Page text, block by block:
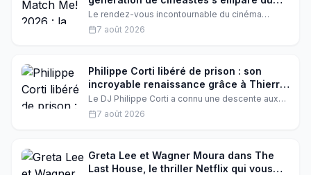
cinéma d'auteur
Le rendez-vous incontournable du cinéma
d'auteur à Locarno a révélé une tendance forte :
les jeunes créateurs prennent le pouvoir, avec
événement qui redéfinit le septième art
européen et latino-américain.
7 août 2026
Philippe Corti libéré de prison : son
incroyable renaissance grâce à Thierry
Ardisson
Le DJ Philippe Corti a connu une descente aux
enfers derrière les barreaux avant de renaître
médiatiquement. Dans un témoignage
chance que personne n'aurait osé parier.
7 août 2026
Greta Lee et Wagner Moura dans The
Last House, le thriller Netflix qui vous